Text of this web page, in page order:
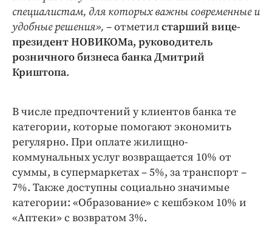
специалистам, для которых важны современные и
удобные решения», – отметилстарший вице-
президент НОВИКОМа, руководитель
розничного бизнеса банка Дмитрий
Криштопа.
В числе предпочтений у клиентов банка те
категории, которые помогают экономить
регулярно. При оплате жилищно-
коммунальных услуг возвращается 10% от
суммы, в супермаркетах – 5%, за транспорт –
7%. Также доступны социально значимые
категории: «Образование» с кешбэком 10% и
«Аптеки» с возвратом 3%.